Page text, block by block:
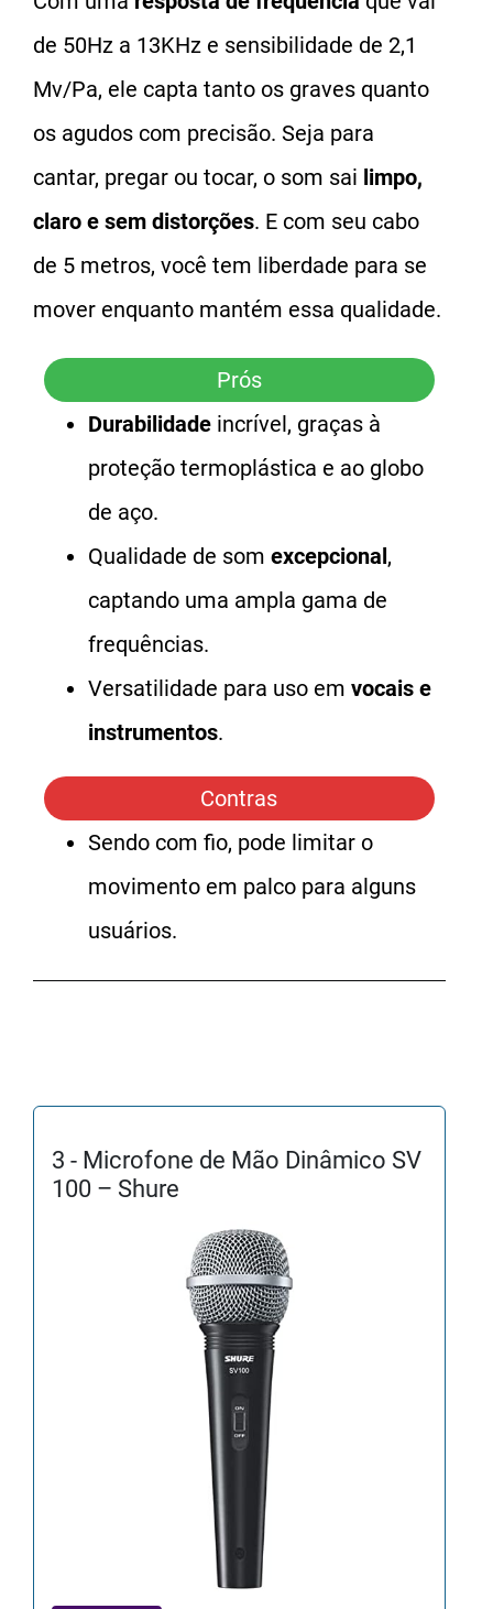
de 50Hz a 13KHz e sensibilidade de 2,1
Mv/Pa, ele capta tanto os graves quanto
os agudos com precisão. Seja para
cantar, pregar ou tocar, o som sai limpo,
claro e sem distorções. E com seu cabo
de 5 metros, você tem liberdade para se
mover enquanto mantém essa qualidade.
Prós
Durabilidade incrível, graças à
proteção termoplástica e ao globo
de aço.
Qualidade de som excepcional,
captando uma ampla gama de
frequências.
Versatilidade para uso em vocais e
instrumentos.
Contras
Sendo com fio, pode limitar o
movimento em palco para alguns
usuários.
3 - Microfone de Mão Dinâmico SV
100 – Shure